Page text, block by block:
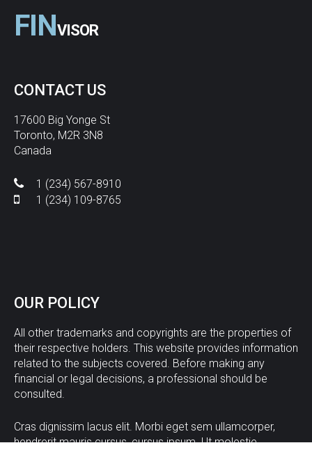
FINVISOR
CONTACT US
17600 Big Yonge St
Toronto, M2R 3N8
Canada
1 (234) 567-8910
1 (234) 109-8765
OUR POLICY
All other trademarks and copyrights are the properties of
their respective holders. This website provides information
related to the subjects covered. Before making any
financial or legal decisions, a professional should be
consulted.
Cras dignissim lacus elit. Morbi eget sem ullamcorper,
hendrerit mauris cursus, cursus ipsum. Ut molestie